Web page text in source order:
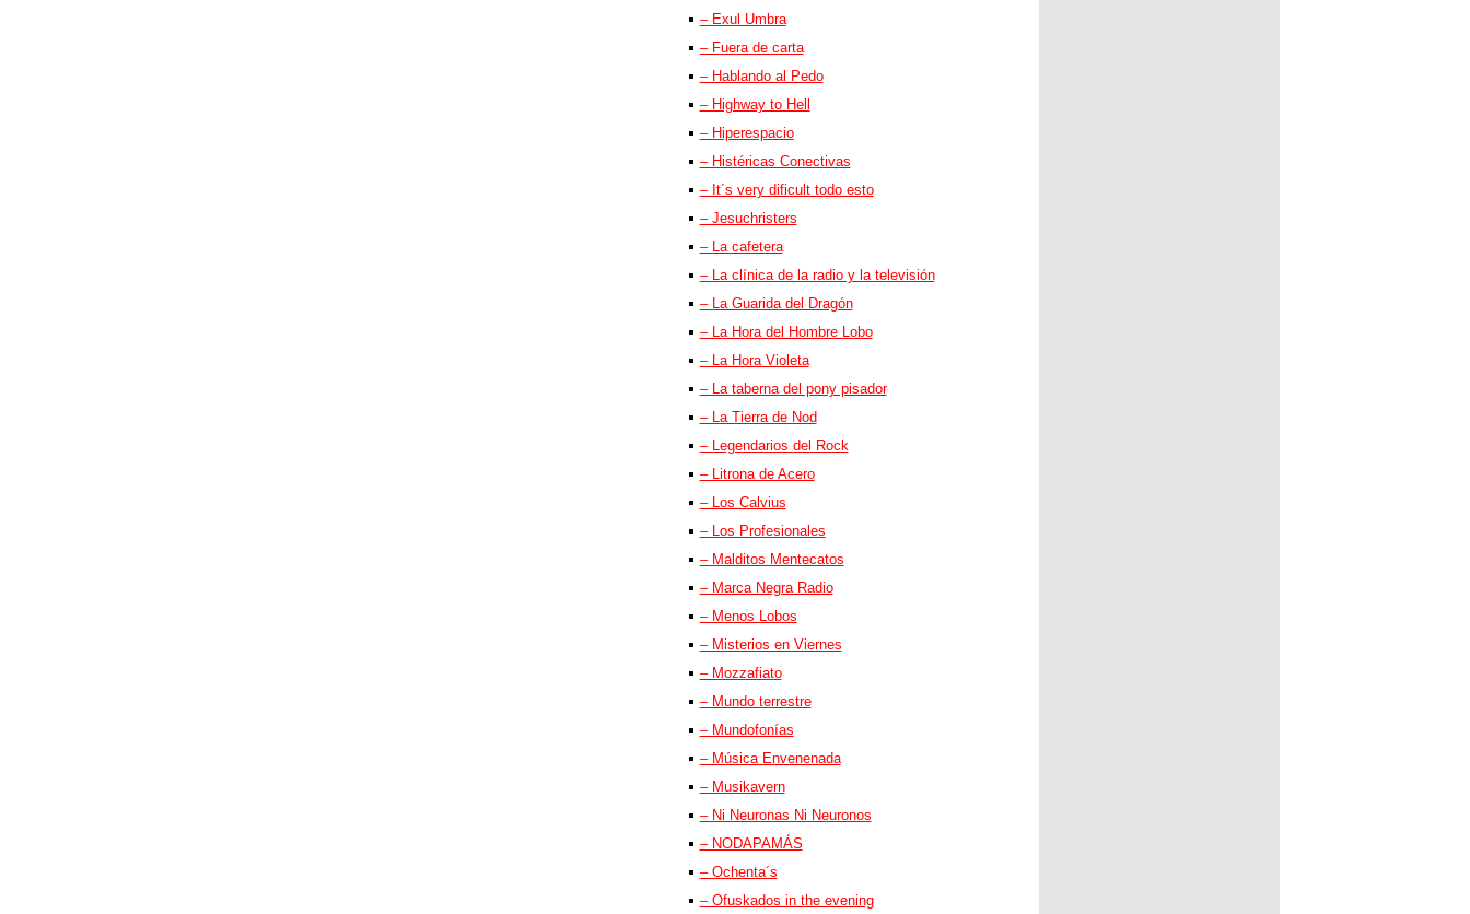
– Exul Umbra
– Fuera de carta
– Hablando al Pedo
– Highway to Hell
– Hiperespacio
– Histéricas Conectivas
– It´s very dificult todo esto
– Jesuchristers
– La cafetera
– La clínica de la radio y la televisión
– La Guarida del Dragón
– La Hora del Hombre Lobo
– La Hora Violeta
– La taberna del pony pisador
– La Tierra de Nod
– Legendarios del Rock
– Litrona de Acero
– Los Calvius
– Los Profesionales
– Malditos Mentecatos
– Marca Negra Radio
– Menos Lobos
– Misterios en Viernes
– Mozzafiato
– Mundo terrestre
– Mundofonías
– Música Envenenada
– Musikavern
– Ni Neuronas Ni Neuronos
– NODAPAMÁS
– Ochenta´s
– Ofuskados in the evening